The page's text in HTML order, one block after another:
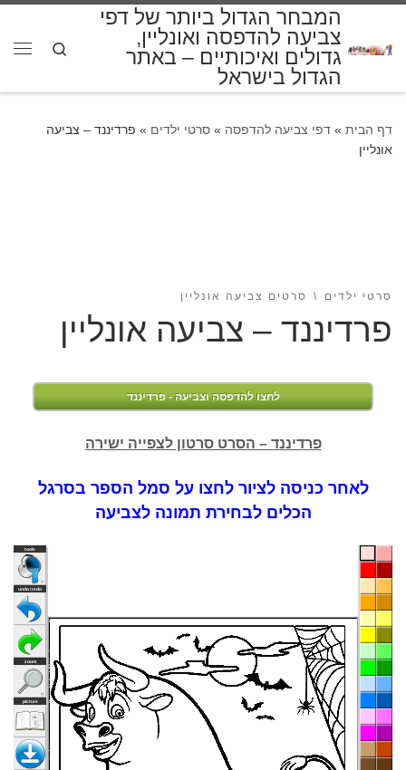
המבחר הגדול ביותר של דפי
צביעה להדפסה ואונליין,
גדולים ואיכותיים – באתר
הגדול בישראל
Search
דף הבית » דפי צביעה להדפסה » סרטי ילדים » פרדיננד – צביעה
אונליין
סרטי ילדים סרטים צביעה אונליין
פרדיננד – צביעה אונליין
לחצו להדפסה וצביעה - פרדיננד
פרדיננד – הסרט סרטון לצפייה ישירה
לאחר כניסה לציור לחצו על סמל הספר בסרגל
הכלים לבחירת תמונה לצביעה